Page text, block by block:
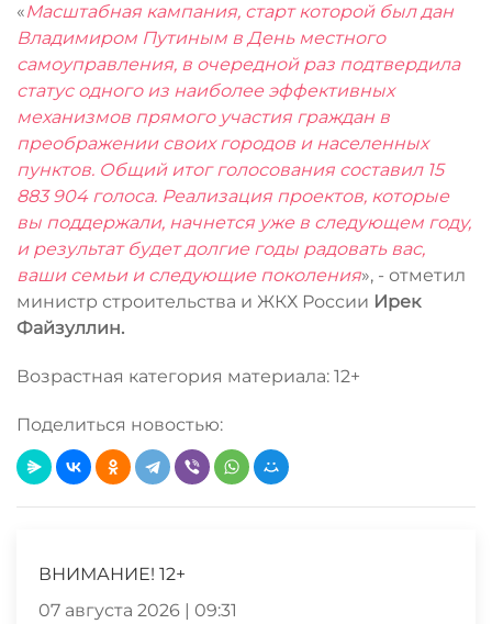
«Масштабная кампания, старт которой был дан
Владимиром Путиным в День местного
самоуправления, в очередной раз подтвердила
статус одного из наиболее эффективных
механизмов прямого участия граждан в
преображении своих городов и населенных
пунктов. Общий итог голосования составил 15
883 904 голоса. Реализация проектов, которые
вы поддержали, начнется уже в следующем году,
и результат будет долгие годы радовать вас,
ваши семьи и следующие поколения», - отметил
министр строительства и ЖКХ России Ирек
Файзуллин.
Возрастная категория материала: 12+
Поделиться новостью:
ВНИМАНИЕ! 12+
07 августа 2026 | 09:31